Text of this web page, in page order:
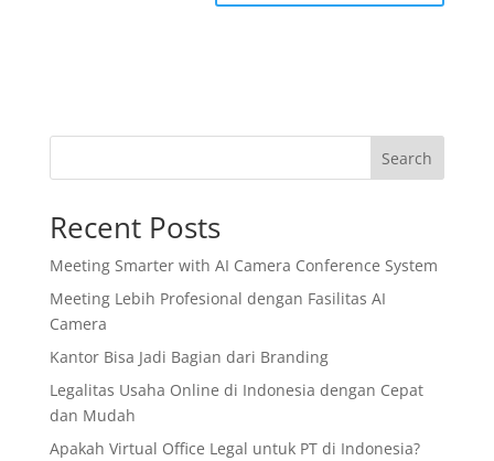
Search
Recent Posts
Meeting Smarter with AI Camera Conference System
Meeting Lebih Profesional dengan Fasilitas AI
Camera
Kantor Bisa Jadi Bagian dari Branding
Legalitas Usaha Online di Indonesia dengan Cepat
dan Mudah
Apakah Virtual Office Legal untuk PT di Indonesia?